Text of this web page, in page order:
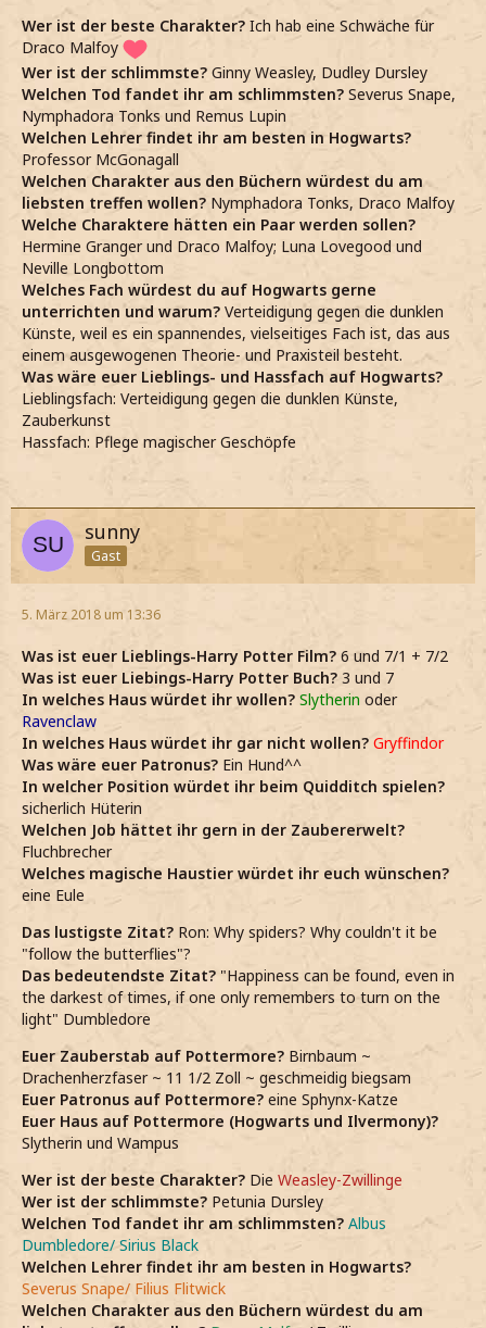
Wer ist der beste Charakter? Ich hab eine Schwäche für
Draco Malfoy
Wer ist der schlimmste? Ginny Weasley, Dudley Dursley
Welchen Tod fandet ihr am schlimmsten? Severus Snape,
Nymphadora Tonks und Remus Lupin
Welchen Lehrer findet ihr am besten in Hogwarts?
Professor McGonagall
Welchen Charakter aus den Büchern würdest du am
liebsten treffen wollen? Nymphadora Tonks, Draco Malfoy
Welche Charaktere hätten ein Paar werden sollen?
Hermine Granger und Draco Malfoy; Luna Lovegood und
Neville Longbottom
Welches Fach würdest du auf Hogwarts gerne
unterrichten und warum? Verteidigung gegen die dunklen
Künste, weil es ein spannendes, vielseitiges Fach ist, das aus
einem ausgewogenen Theorie- und Praxisteil besteht.
Was wäre euer Lieblings- und Hassfach auf Hogwarts?
Lieblingsfach: Verteidigung gegen die dunklen Künste,
Zauberkunst
Hassfach: Pflege magischer Geschöpfe
sunny
Gast
5. März 2018 um 13:36
Was ist euer Lieblings-Harry Potter Film? 6 und 7/1 + 7/2
Was ist euer Liebings-Harry Potter Buch? 3 und 7
In welches Haus würdet ihr wollen? Slytherin oder
Ravenclaw
In welches Haus würdet ihr gar nicht wollen? Gryffindor
Was wäre euer Patronus? Ein Hund^^
In welcher Position würdet ihr beim Quidditch spielen?
sicherlich Hüterin
Welchen Job hättet ihr gern in der Zaubererwelt?
Fluchbrecher
Welches magische Haustier würdet ihr euch wünschen?
eine Eule
Das lustigste Zitat? Ron: Why spiders? Why couldn't it be
"follow the butterflies"?
Das bedeutendste Zitat? "Happiness can be found, even in
the darkest of times, if one only remembers to turn on the
light" Dumbledore
Euer Zauberstab auf Pottermore? Birnbaum ~
Drachenherzfaser ~ 11 1/2 Zoll ~ geschmeidig biegsam
Euer Patronus auf Pottermore? eine Sphynx-Katze
Euer Haus auf Pottermore (Hogwarts und Ilvermony)?
Slytherin und Wampus
Wer ist der beste Charakter? Die Weasley-Zwillinge
Wer ist der schlimmste? Petunia Dursley
Welchen Tod fandet ihr am schlimmsten? Albus
Dumbledore/ Sirius Black
Welchen Lehrer findet ihr am besten in Hogwarts?
Severus Snape/ Filius Flitwick
Welchen Charakter aus den Büchern würdest du am